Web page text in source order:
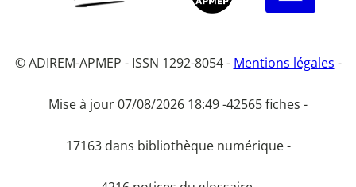
© ADIREM-APMEP - ISSN 1292-8054 - Mentions légales -
Mise à jour 07/08/2026 18:49 -42565 fiches -
17163 dans bibliothèque numérique -